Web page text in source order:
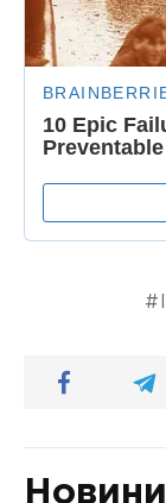
Новини